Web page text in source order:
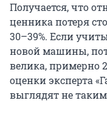
Получается, что
ценника потеря
30–39%. Если
новой машины,
велика, примерно
оценки эксперта
выглядят не